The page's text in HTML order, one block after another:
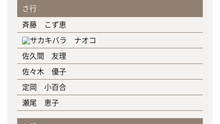
さ行
斉藤 こず恵
佐久間 友理
佐々木 優子
定岡 小百合
瀬尾 恵子